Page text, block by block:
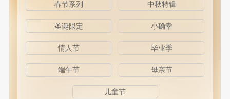
春节系列 中秋特辑
圣诞限定 小确幸
情人节 毕业季
端午节 母亲节
儿童节